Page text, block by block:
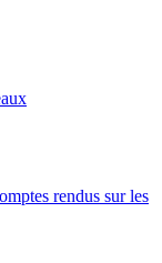
rendus sur les